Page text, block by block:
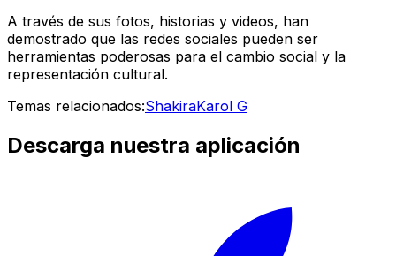
A través de sus fotos, historias y videos, han
demostrado que las redes sociales pueden ser
herramientas poderosas para el cambio social y la
representación cultural.
Temas relacionados:ShakiraKarol G
Descarga nuestra aplicación